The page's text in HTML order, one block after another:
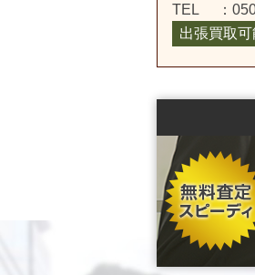
TEL
：
出張買取可